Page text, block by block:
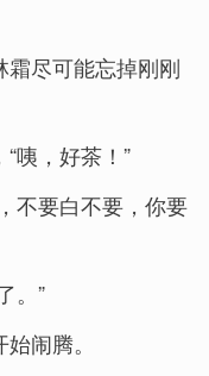
霜尽可能忘掉刚刚
咦，好茶！”
不要白不要，你要
。”
闹腾。